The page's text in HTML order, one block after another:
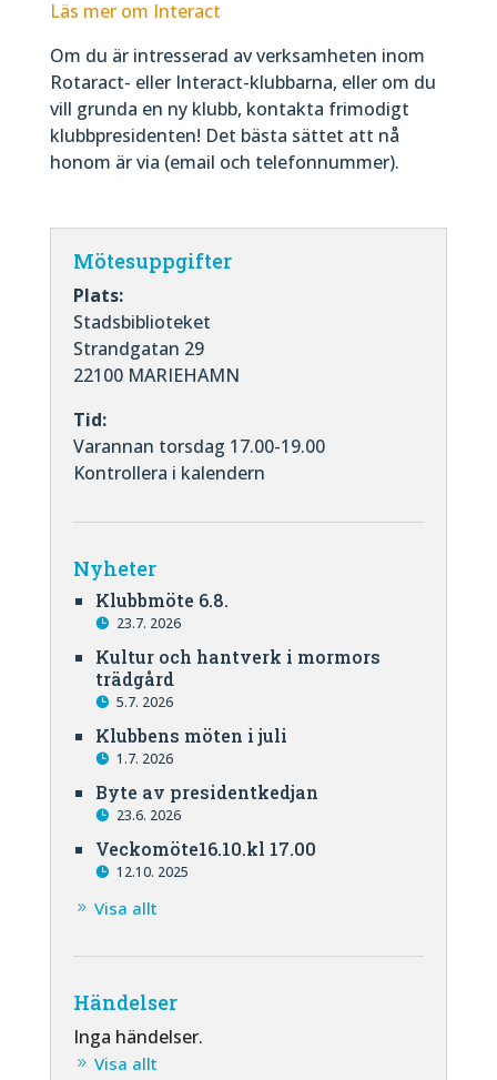
Läs mer om Interact
Om du är intresserad av verksamheten inom
Rotaract- eller Interact-klubbarna, eller om du
vill grunda en ny klubb, kontakta frimodigt
klubbpresidenten! Det bästa sättet att nå
honom är via (email och telefonnummer).
Mötesuppgifter
Plats:
Stadsbiblioteket
Strandgatan 29
22100 MARIEHAMN
Tid:
Varannan torsdag 17.00-19.00
Kontrollera i kalendern
Nyheter
Klubbmöte 6.8.
23.7. 2026
Kultur och hantverk i mormors
trädgård
5.7. 2026
Klubbens möten i juli
1.7. 2026
Byte av presidentkedjan
23.6. 2026
Veckomöte16.10.kl 17.00
12.10. 2025
Visa allt
Händelser
Inga händelser.
Visa allt